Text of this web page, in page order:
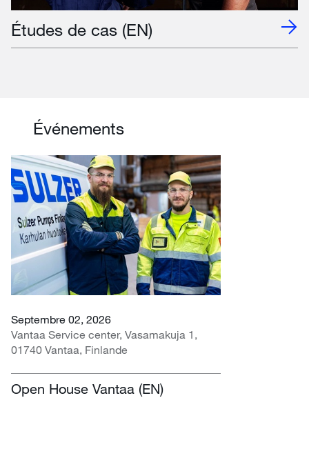
Études de cas (EN)
Événements
Septembre 02, 2026
Vantaa Service center, Vasamakuja 1,
01740 Vantaa, Finlande
Open House Vantaa (EN)